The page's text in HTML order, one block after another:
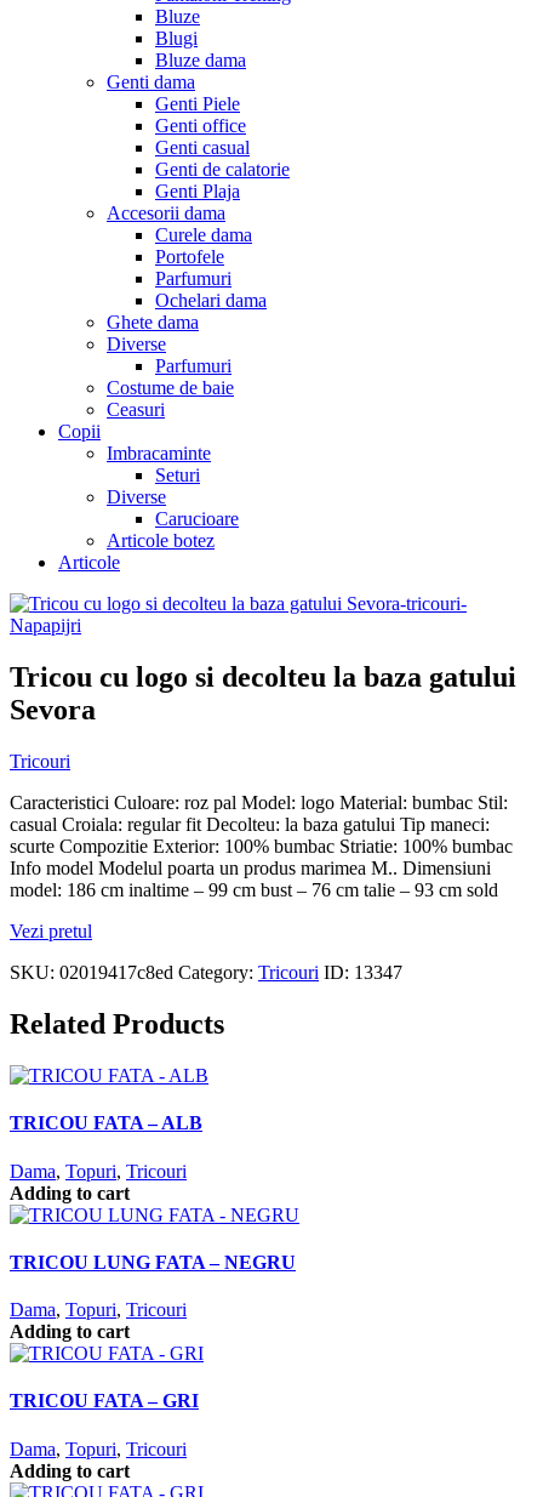
Bluze
Blugi
Bluze dama
Genti dama
Genti Piele
Genti office
Genti casual
Genti de calatorie
Genti Plaja
Accesorii dama
Curele dama
Portofele
Parfumuri
Ochelari dama
Ghete dama
Diverse
Parfumuri
Costume de baie
Ceasuri
Copii
Imbracaminte
Seturi
Diverse
Carucioare
Articole botez
Articole
Tricou cu logo si decolteu la baza gatului
Sevora
Tricouri
Caracteristici Culoare: roz pal Model: logo Material: bumbac Stil:
casual Croiala: regular fit Decolteu: la baza gatului Tip maneci:
scurte Compozitie Exterior: 100% bumbac Striatie: 100% bumbac
Info model Modelul poarta un produs marimea M.. Dimensiuni
model: 186 cm inaltime – 99 cm bust – 76 cm talie – 93 cm sold
Vezi pretul
SKU: 02019417c8ed Category: Tricouri ID: 13347
Related Products
TRICOU FATA – ALB
Dama, Topuri, Tricouri
Adding to cart
TRICOU LUNG FATA – NEGRU
Dama, Topuri, Tricouri
Adding to cart
TRICOU FATA – GRI
Dama, Topuri, Tricouri
Adding to cart